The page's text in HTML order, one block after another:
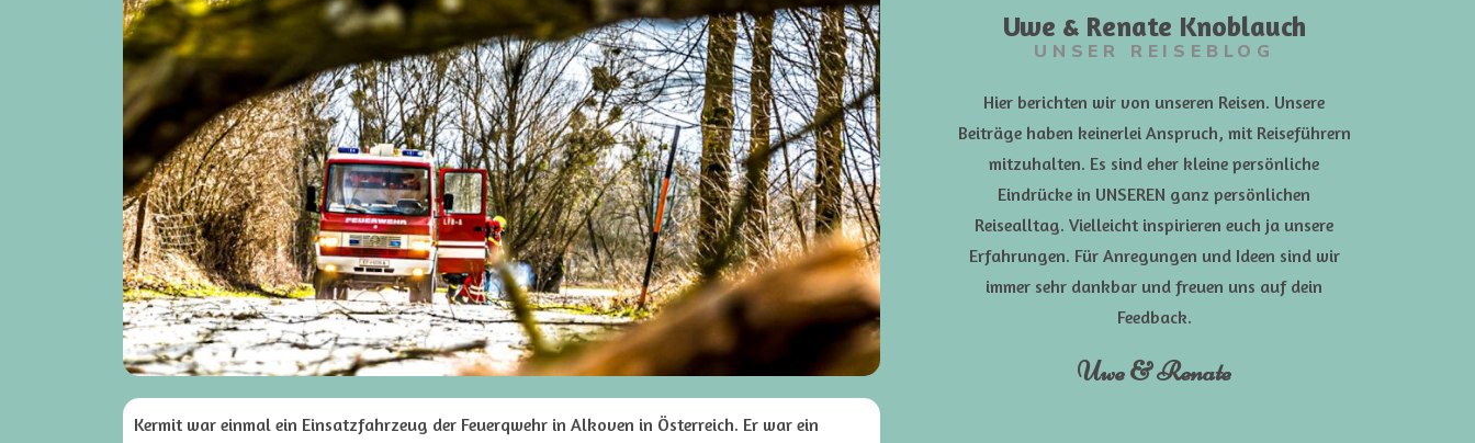
Kermit war einmal ein Einsatzfahrzeug der Feuerqwehr in Alkoven in Österreich. Er war ein
Uwe & Renate Knoblauch
UNSER REISEBLOG
Hier berichten wir von unseren Reisen. Unsere
Beiträge haben keinerlei Anspruch, mit Reiseführern
mitzuhalten. Es sind eher kleine persönliche
Eindrücke in UNSEREN ganz persönlichen
Reisealltag. Vielleicht inspirieren euch ja unsere
Erfahrungen. Für Anregungen und Ideen sind wir
immer sehr dankbar und freuen uns auf dein
Feedback.
Uwe & Renate